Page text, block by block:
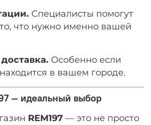
Специалисты помогут
что нужно именно вашей
Особенно если
в вашем городе.
— идеальный выбор
REM197 — это не просто